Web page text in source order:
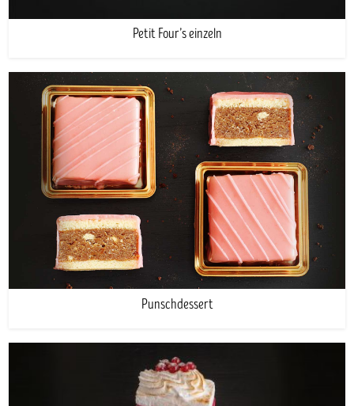
Petit Four’s einzeln
Punschdessert